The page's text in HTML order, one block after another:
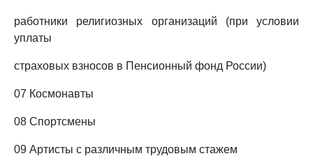
работники религиозных организаций (при условии
уплаты
страховых взносов в Пенсионный фонд России)
07 Космонавты
08 Спортсмены
09 Артисты с различным трудовым стажем